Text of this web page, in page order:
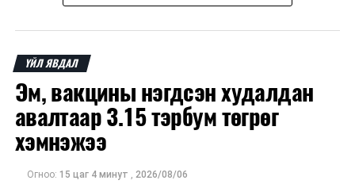
шатахуун импортлогч аж ахуйн нэгжүүд хамтран
турш тасралтгүй хүргэж, хангамжийг хэвийн
болгохоор ажиллаж байна.
ҮЙЛ ЯВДАЛ
Эм, вакцины нэгдсэн худалдан
авалтаар 3.15 тэрбум төгрөг
хэмнэжээ
Огноо: 15 цаг 4 минут , 2026/08/06